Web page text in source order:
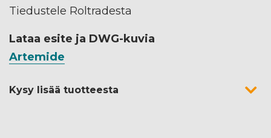
Tiedustele Roltradesta
Lataa esite ja DWG-kuvia
Artemide
Kysy lisää tuotteesta